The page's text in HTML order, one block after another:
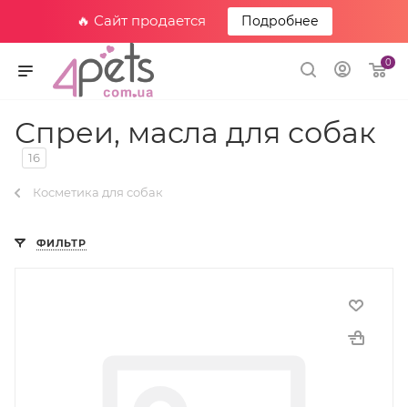
🔥 Сайт продается Подробнее
0
Спреи, масла для собак
16
Косметика для собак
ФИЛЬТР